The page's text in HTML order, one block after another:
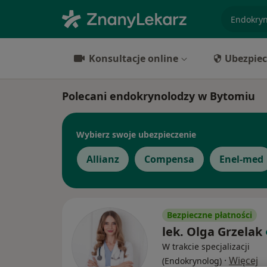
Konsultacje online
Polecani endokrynolodzy w Bytomiu
Wybierz swoje ubezpieczenie
Allianz Compensa Enel-med
Bezpieczne płatności
lek. Olga Grzelak
W trakcie specjalizacji
(Endokrynolog) · Więcej